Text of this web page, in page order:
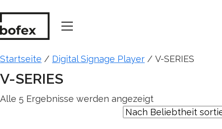
Startseite / Digital Signage Player / V-SERIES
V-SERIES
Alle 5 Ergebnisse werden angezeigt
Beliebtheit